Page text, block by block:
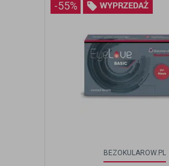
-55%
BEZOKULAROW.PL